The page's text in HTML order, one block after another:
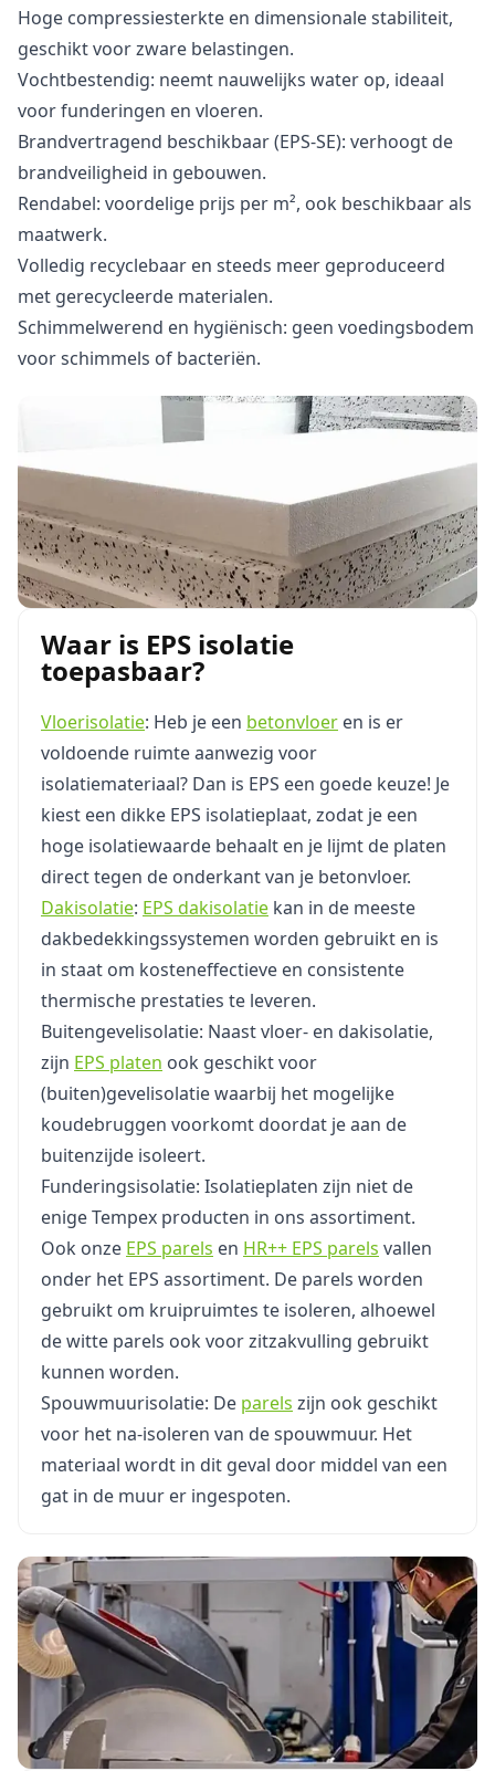
Hoge compressiesterkte en dimensionale stabiliteit,
geschikt voor zware belastingen.
Vochtbestendig: neemt nauwelijks water op, ideaal
voor funderingen en vloeren.
Brandvertragend beschikbaar (EPS-SE): verhoogt de
brandveiligheid in gebouwen.
Rendabel: voordelige prijs per m², ook beschikbaar als
maatwerk.
Volledig recyclebaar en steeds meer geproduceerd
met gerecycleerde materialen.
Schimmelwerend en hygiënisch: geen voedingsbodem
voor schimmels of bacteriën.
Waar is EPS isolatie
toepasbaar?
Vloerisolatie: Heb je een betonvloer en is er
voldoende ruimte aanwezig voor
isolatiemateriaal? Dan is EPS een goede keuze! Je
kiest een dikke EPS isolatieplaat, zodat je een
hoge isolatiewaarde behaalt en je lijmt de platen
direct tegen de onderkant van je betonvloer.
Dakisolatie: EPS dakisolatie kan in de meeste
dakbedekkingssystemen worden gebruikt en is
in staat om kosteneffectieve en consistente
thermische prestaties te leveren.
Buitengevelisolatie: Naast vloer- en dakisolatie,
zijn EPS platen ook geschikt voor
(buiten)gevelisolatie waarbij het mogelijke
koudebruggen voorkomt doordat je aan de
buitenzijde isoleert.
Funderingsisolatie: Isolatieplaten zijn niet de
enige Tempex producten in ons assortiment.
Ook onze EPS parels en HR++ EPS parels vallen
onder het EPS assortiment. De parels worden
gebruikt om kruipruimtes te isoleren, alhoewel
de witte parels ook voor zitzakvulling gebruikt
kunnen worden.
Spouwmuurisolatie: De parels zijn ook geschikt
voor het na-isoleren van de spouwmuur. Het
materiaal wordt in dit geval door middel van een
gat in de muur er ingespoten.